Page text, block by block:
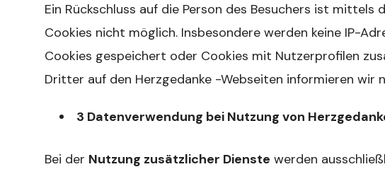
Ein Rückschluss auf die Person des Besuchers ist mittels
Cookies nicht möglich. Insbesondere werden keine IP-
Cookies gespeichert oder Cookies mit Nutzerprofilen
Dritter auf den Herzgedanke -Webseiten informieren wir
3 Datenverwendung bei Nutzung von
Bei der Nutzung zusätzlicher Dienste werden